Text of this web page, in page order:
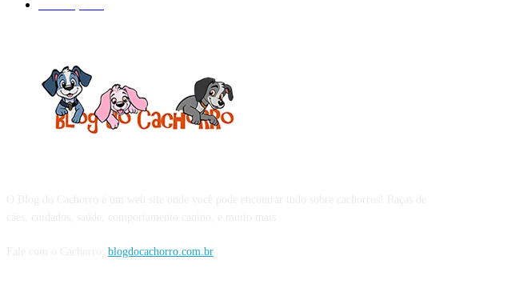
blogdocachorro.com.br